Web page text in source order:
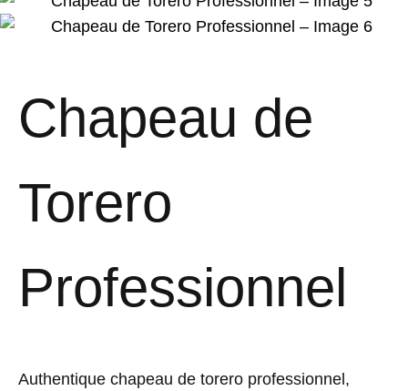
Chapeau de
Torero
Professionnel
Authentique chapeau de torero professionnel,